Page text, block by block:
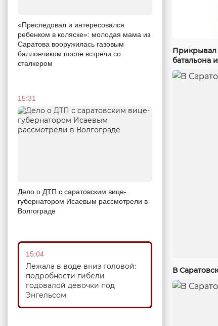
«Преследовал и интересовался
ребенком в коляске»: молодая мама из
Саратова вооружилась газовым
баллончиком после встречи со
сталкером
15:31
Дело о ДТП с саратовским вице-
губернатором Исаевым рассмотрели в
Волгограде
15:04
Лежала в воде вниз головой:
подробности гибели
годовалой девочки под
Энгельсом
Прикрывал
батальона
В